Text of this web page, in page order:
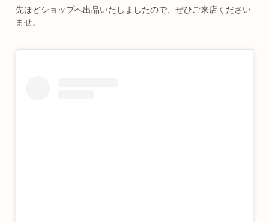
先ほどショップへ出品いたしましたので、ぜひご来店ください
ませ。